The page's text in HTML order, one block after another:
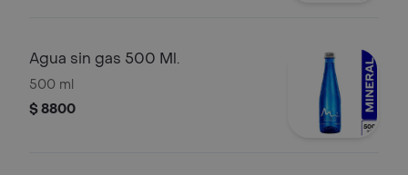
Agua sin gas 500 Ml.
500 ml
$ 8800